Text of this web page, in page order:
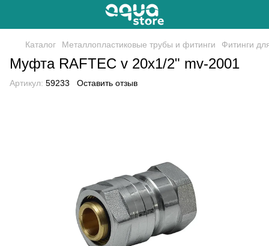
Каталог Металлопластиковые трубы и фитинги Фитинги
Муфта RAFTEC v 20x1/2" mv-2001
Артикул: 59233 Оставить отзыв